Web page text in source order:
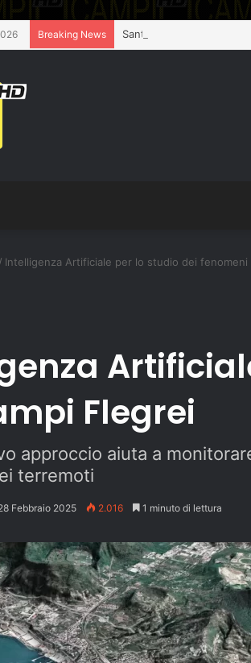
Breaking News
/ Intelligenza Artificiale per lo studio dei fenomeni
Flegrei
approccio aiuta a
terremoti
Febbraio 2025 2.016 1 minuto di lettura